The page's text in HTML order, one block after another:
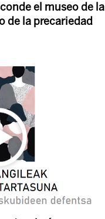
el museo de la
de la precariedad